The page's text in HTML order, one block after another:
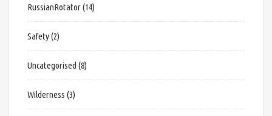
RussianRotator(14)
Safety(2)
Uncategorised (8)
Wilderness (3)